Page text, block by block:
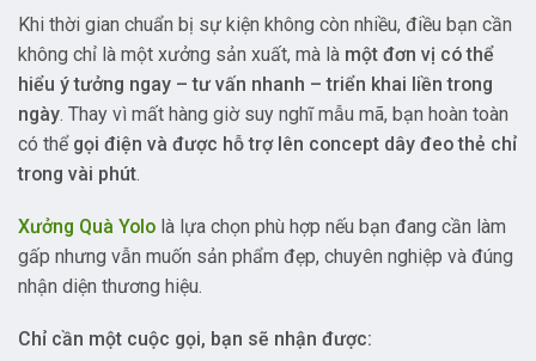
Khi thời gian chuẩn bị sự kiện không còn nhiều, điều bạn cần
không chỉ là một xưởng sản xuất, mà là một đơn vị có thể
hiểu ý tưởng ngay – tư vấn nhanh – triển khai liền trong
ngày. Thay vì mất hàng giờ suy nghĩ mẫu mã, bạn hoàn toàn
có thể gọi điện và được hỗ trợ lên concept dây đeo thẻ chỉ
trong vài phút.
Xưởng Quà Yolo là lựa chọn phù hợp nếu bạn đang cần làm
gấp nhưng vẫn muốn sản phẩm đẹp, chuyên nghiệp và đúng
nhận diện thương hiệu.
Chỉ cần một cuộc gọi, bạn sẽ nhận được: